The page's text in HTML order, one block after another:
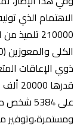
الاهتمام الذي
210000
ذوي الإعاقات
على